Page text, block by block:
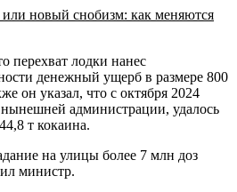
новый снобизм: как меняются
перехват лодки нанес
денежный ущерб в размере 800
он указал, что с октября 2024
нынешней администрации, удалось
т кокаина.
на улицы более 7 млн доз
министр.